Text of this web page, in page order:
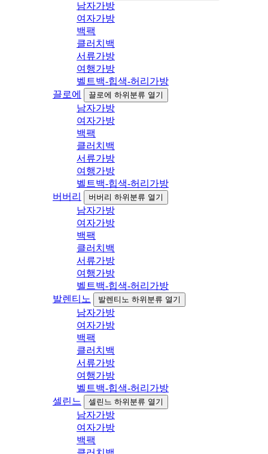
남자가방
여자가방
백팩
클러치백
서류가방
여행가방
벨트백-힙색-허리가방
끌로에
끌로에 하위분류 열기
남자가방
여자가방
백팩
클러치백
서류가방
여행가방
벨트백-힙색-허리가방
버버리
버버리 하위분류 열기
남자가방
여자가방
백팩
클러치백
서류가방
여행가방
벨트백-힙색-허리가방
발렌티노
발렌티노 하위분류 열기
남자가방
여자가방
백팩
클러치백
서류가방
여행가방
벨트백-힙색-허리가방
셀린느
셀린느 하위분류 열기
남자가방
여자가방
백팩